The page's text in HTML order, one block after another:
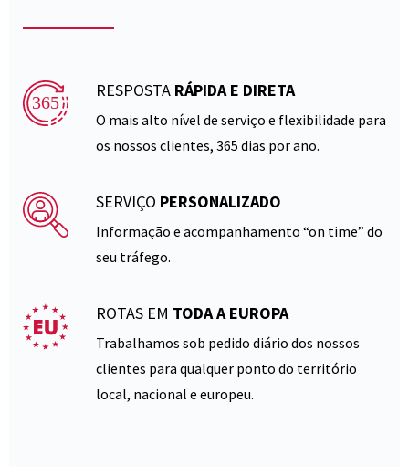
RESPOSTA RÁPIDA E DIRETA
O mais alto nível de serviço e flexibilidade para
os nossos clientes, 365 dias por ano.
SERVIÇO PERSONALIZADO
Informação e acompanhamento “on time” do
seu tráfego.
ROTAS EM TODA A EUROPA
Trabalhamos sob pedido diário dos nossos
clientes para qualquer ponto do território
local, nacional e europeu.